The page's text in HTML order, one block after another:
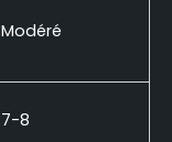
Modéré
7-8